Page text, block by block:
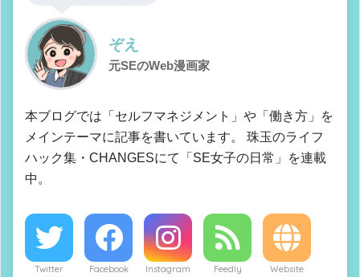
ぞえ
元SEのWeb漫画家
本ブログでは「セルフマネジメント」や「働き方」を
メインテーマに記事を書いています。 珠玉のライフ
ハック集・CHANGESにて「SE女子の日常」を連載
中。
Twitter Facebook Instagram Feedly Website